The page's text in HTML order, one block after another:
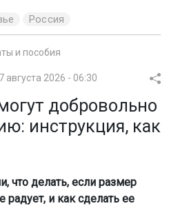
Россия
и пособия
7 августа 2026 - 06:30
добровольно
инструкция, как
что делать, если размер
и как сделать ее